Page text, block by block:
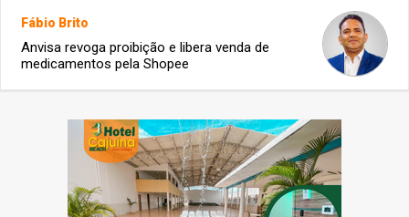
Fábio Brito
Anvisa revoga proibição e libera venda de
medicamentos pela Shopee